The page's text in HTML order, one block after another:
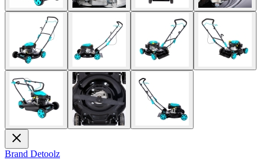
Brand Detoolz